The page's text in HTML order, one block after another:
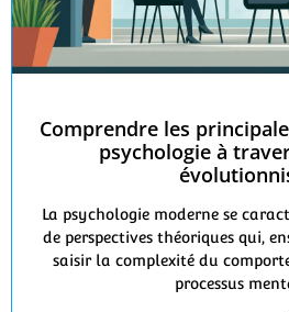
Comprendre les
psychologie à
La psychologie moderne se
de perspectives théoriques qui,
saisir la complexité du
processus